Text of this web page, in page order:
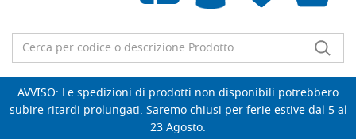
Wishlist vuota
AVVISO: Le spedizioni di prodotti non disponibili potrebbero
subire ritardi prolungati. Saremo chiusi per ferie estive dal 5 al
23 Agosto.